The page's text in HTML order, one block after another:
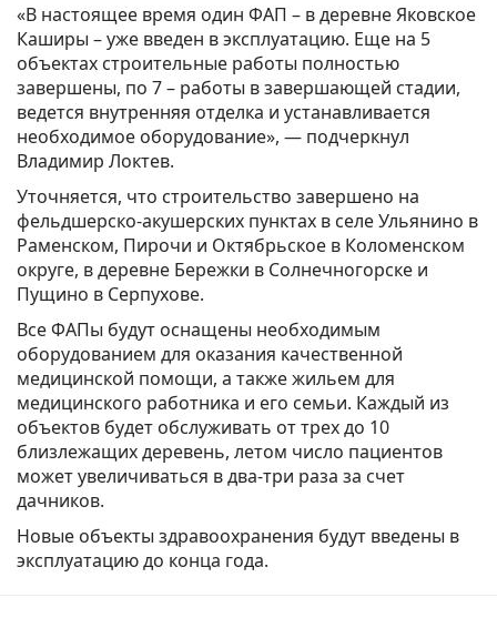
«В настоящее время один ФАП – в деревне Яковское
Каширы – уже введен в эксплуатацию. Еще на 5
объектах строительные работы полностью
завершены, по 7 – работы в завершающей стадии,
ведется внутренняя отделка и устанавливается
необходимое оборудование», — подчеркнул
Владимир Локтев.
Уточняется, что строительство завершено на
фельдшерско-акушерских пунктах в селе Ульянино в
Раменском, Пирочи и Октябрьское в Коломенском
округе, в деревне Бережки в Солнечногорске и
Пущино в Серпухове.
Все ФАПы будут оснащены необходимым
оборудованием для оказания качественной
медицинской помощи, а также жильем для
медицинского работника и его семьи. Каждый из
объектов будет обслуживать от трех до 10
близлежащих деревень, летом число пациентов
может увеличиваться в два-три раза за счет
дачников.
Новые объекты здравоохранения будут введены в
эксплуатацию до конца года.